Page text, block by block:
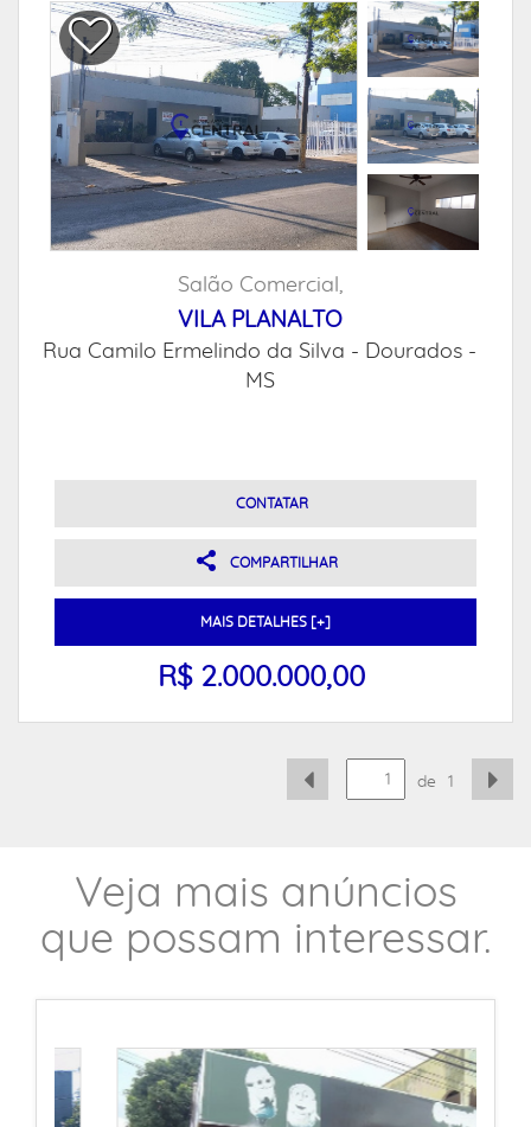
Salão Comercial,
VILA PLANALTO
Rua Camilo Ermelindo da Silva - Dourados -
MS
CONTATAR
COMPARTILHAR
MAIS DETALHES [+]
R$ 2.000.000,00
de 1
Veja mais anúncios
que possam interessar.